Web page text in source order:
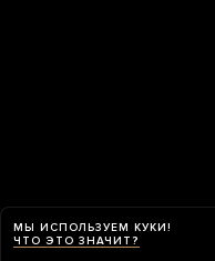
МЫ ИСПОЛЬЗУЕМ КУКИ!
ЧТО ЭТО ЗНАЧИТ?